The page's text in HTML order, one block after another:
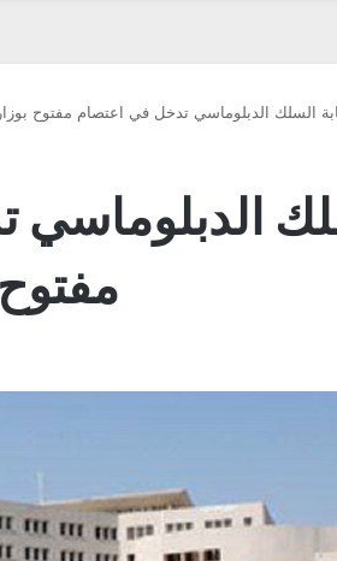
السلك الدبلوماسي تدخل في اعتصام مفتوح